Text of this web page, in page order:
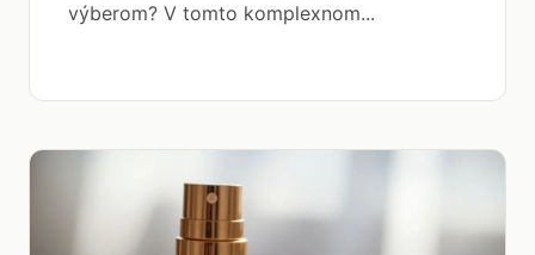
výberom? V tomto komplexnom...